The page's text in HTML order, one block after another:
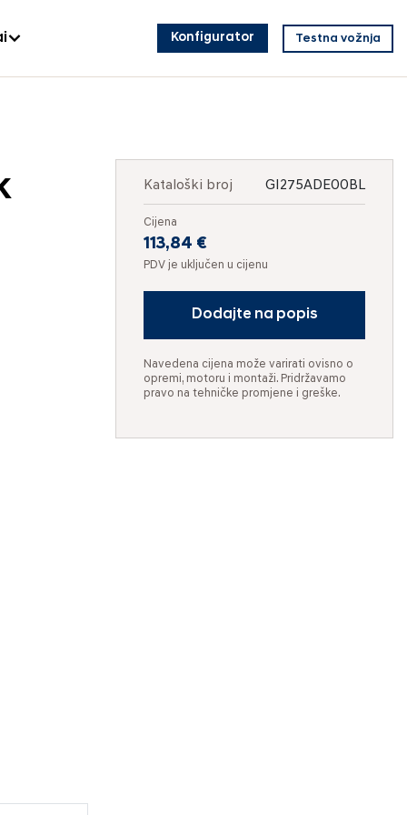
Konfigurator Testna vožnja
Kataloški broj GI275ADE00BL
Cijena
113,84 €
PDV je uključen u cijenu
Dodajte na popis
Navedena cijena može varirati ovisno o
opremi, motoru i montaži. Pridržavamo
pravo na tehničke promjene i greške.